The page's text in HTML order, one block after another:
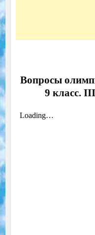
Вопросы
9 класс.